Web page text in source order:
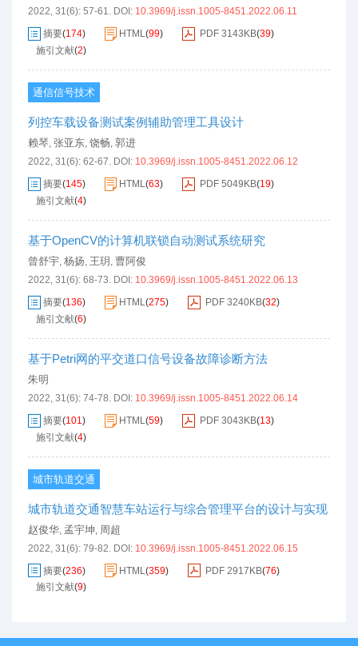
2022, 31(6): 57-61. DOI: 10.3969/j.issn.1005-8451.2022.06.11
摘要(174) HTML(99) PDF 3143KB(39)
施引文献(2)
通信信号技术
列控车载设备测试案例辅助管理工具设计
赖琴, 张亚东, 饶畅, 郭进
2022, 31(6): 62-67. DOI: 10.3969/j.issn.1005-8451.2022.06.12
摘要(145) HTML(63) PDF 5049KB(19)
施引文献(4)
基于OpenCV的计算机联锁自动测试系统研究
曾舒宇, 杨扬, 王玥 , 曹阿俊
2022, 31(6): 68-73. DOI: 10.3969/j.issn.1005-8451.2022.06.13
摘要(136) HTML(275) PDF 3240KB(32)
施引文献(6)
基于Petri网的平交道口信号设备故障诊断方法
朱明
2022, 31(6): 74-78. DOI: 10.3969/j.issn.1005-8451.2022.06.14
摘要(101 ) HTML (59) PDF 3043KB(13)
施引文献(4)
城市轨道交通
城市轨道交通智慧车站运行与综合管理平台的设计与实现
赵俊华 孟宇坤 周超
2022, 31(6): 79-82. DOI: 10.3969/j.issn.1005-8451.2022.06.15
摘要(236) HTML (359) PDF 2917KB(76)
施引文献(9)